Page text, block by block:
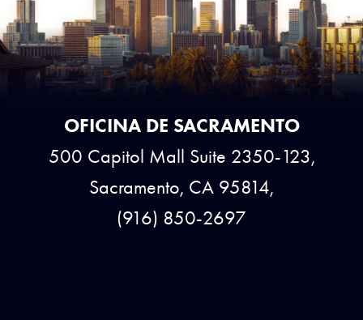
OFICINA DE SACRAMENTO
500 Capitol Mall Suite 2350-123,
Sacramento, CA 95814,
(916) 850-2697